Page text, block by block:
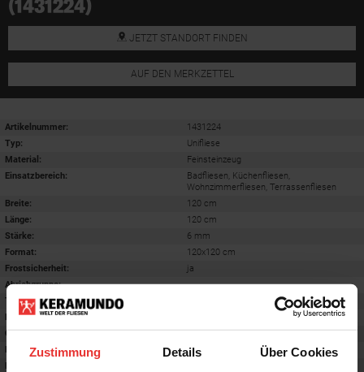
Zustimmung Details Über Cookies
(1431224)
JETZT STANDORT FINDEN
AUF DEN MERKZETTEL
Artikelnummer:
1431224
Typ:
Unifliese
Material:
Feinsteinzeug
Einsatzbereich:
Badfliesen, Küchenfliesen,
Wohnzimmerfliesen, Terrassenfliesen
Breite:
120 cm
Länge:
120 cm
Stärke:
6 mm
Format:
120x120 cm
Frostsicherheit:
ja
Abriebgruppe:
-
Trittsicherheit barfuß:
Farbton:
Oberfläche:
-
Rektifiziert:
ja
Rutschhemmwert